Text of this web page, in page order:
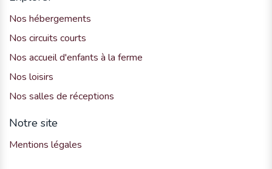
Nos hébergements
Nos circuits courts
Nos accueil d'enfants à la ferme
Nos loisirs
Nos salles de réceptions
Notre site
Mentions légales